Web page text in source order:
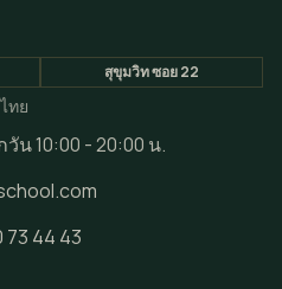
สุขุมวิท ซอย 22
ทย
วัน 10:00 - 20:00 น.
44 43